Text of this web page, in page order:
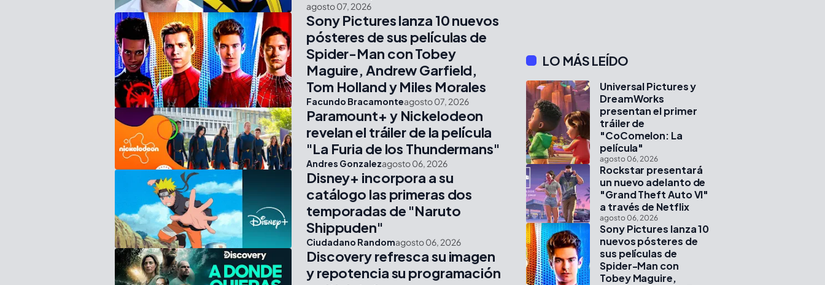
agosto 07, 2026
Sony Pictures lanza 10 nuevos
pósteres de sus películas de
Spider-Man con Tobey
Maguire, Andrew Garfield,
Tom Holland y Miles Morales
Facundo Bracamonteagosto 07, 2026
Paramount+ y Nickelodeon
revelan el tráiler de la película
"La Furia de los Thundermans"
Andres Gonzalezagosto 06, 2026
Disney+ incorpora a su
catálogo las primeras dos
temporadas de "Naruto
Shippuden"
Ciudadano Randomagosto 06, 2026
Discovery refresca su imagen
y repotencia su programación
LO MÁS LEÍDO
Universal Pictures y
DreamWorks
presentan el primer
tráiler de
"CoComelon: La
película"
agosto 06, 2026
Rockstar presentará
un nuevo adelanto de
"Grand Theft Auto VI"
a través de Netflix
agosto 06, 2026
Sony Pictures lanza 10
nuevos pósteres de
sus películas de
Spider-Man con
Tobey Maguire,